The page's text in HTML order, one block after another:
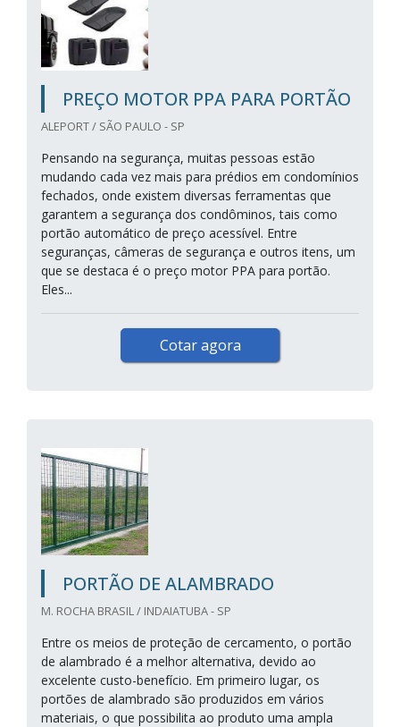
PREÇO MOTOR PPA PARA PORTÃO
ALEPORT / SÃO PAULO - SP
Pensando na segurança, muitas pessoas estão
mudando cada vez mais para prédios em condomínios
fechados, onde existem diversas ferramentas que
garantem a segurança dos condôminos, tais como
portão automático de preço acessível. Entre
seguranças, câmeras de segurança e outros itens, um
que se destaca é o preço motor PPA para portão.
Eles...
Cotar agora
PORTÃO DE ALAMBRADO
M. ROCHA BRASIL / INDAIATUBA - SP
Entre os meios de proteção de cercamento, o portão
de alambrado é a melhor alternativa, devido ao
excelente custo-benefício. Em primeiro lugar, os
portões de alambrado são produzidos em vários
materiais, o que possibilita ao produto uma ampla